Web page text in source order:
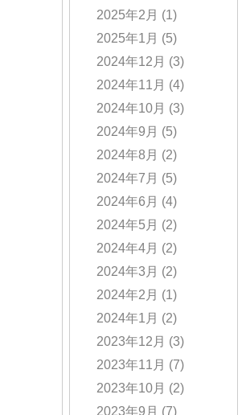
2025年2月 (1)
2025年1月 (5)
2024年12月 (3)
2024年11月 (4)
2024年10月 (3)
2024年9月 (5)
2024年8月 (2)
2024年7月 (5)
2024年6月 (4)
2024年5月 (2)
2024年4月 (2)
2024年3月 (2)
2024年2月 (1)
2024年1月 (2)
2023年12月 (3)
2023年11月 (7)
2023年10月 (2)
2023年9月 (7)